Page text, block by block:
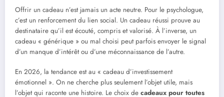
Offrir un cadeau n’est jamais un acte neutre. Pour le psychologue,
c’est un renforcement du lien social. Un cadeau réussi prouve au
destinataire qu’il est écouté, compris et valorisé. À l’inverse, un
cadeau « générique » ou mal choisi peut parfois envoyer le signal
d’un manque d’intérêt ou d’une méconnaissance de l’autre.
En 2026, la tendance est au « cadeau d’investissement
émotionnel ». On ne cherche plus seulement l’objet utile, mais
l’objet qui raconte une histoire. Le choix de cadeaux pour toutes